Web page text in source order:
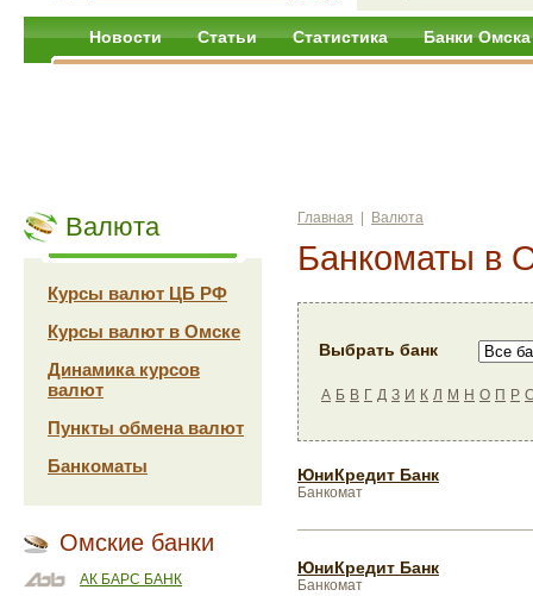
Новости Статьи Статистика Банки Омска
Валюта
Курсы валют ЦБ РФ
Курсы валют в Омске
Динамика курсов
валют
Пункты обмена валют
Банкоматы
Омские банки
АК БАРС БАНК
Главная Валюта
Банкоматы в
Выбрать банк
А Б В Г Д З И К Л М Н О П Р
ЮниКредит Банк
Банкомат
ЮниКредит Банк
Банкомат